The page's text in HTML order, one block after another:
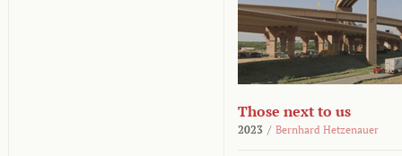
Those next to us
2023 / Bernhard Hetzenauer